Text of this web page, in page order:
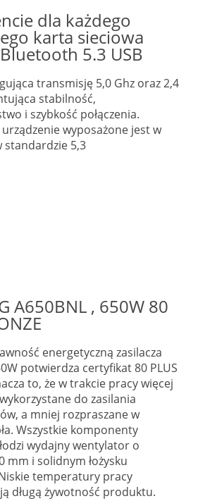
dla każdego
karta sieciowa
5.3 USB
transmisję 5,0 Ghz oraz 2,4
stabilność,
i szybkość połączenia.
wyposażone jest w
standardzie 5,3
A650BNL , 650W 80
energetyczną zasilacza
potwierdza certyfikat 80 PLUS
to, że w trakcie pracy więcej
do zasilania
a mniej rozpraszane w
Wszystkie komponenty
wydajny wentylator o
mm i solidnym łożysku
temperatury pracy
długą żywotność produktu.